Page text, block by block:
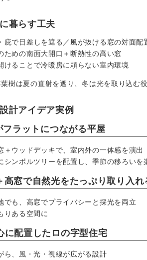
暮らす工夫
庇で日差しを遮る／風が抜ける窓の対面配
ための南面大開口＋断熱性の高い窓
けることで冷暖房に頼らない室内環境
樹は夏の直射を遮り、冬は光を取り込む
計アイデア実例
ラットにつながる平屋
＋ウッドデッキで、室内外の一体感を演出
シンボルツリーを配置し、季節の移ろいを
窓で自然光をたっぷり取り入れ
でも、高窓でプライバシーと採光を両立
りある空間に
配置したロの字型住宅
ら、風・光・視線が広がる設計